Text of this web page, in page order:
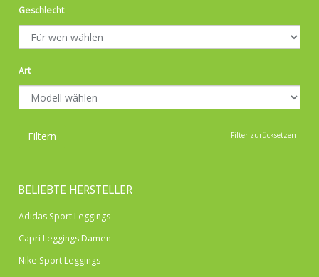
Geschlecht
Art
Filter zurücksetzen
Filtern
BELIEBTE HERSTELLER
Adidas Sport Leggings
Capri Leggings Damen
Nike Sport Leggings